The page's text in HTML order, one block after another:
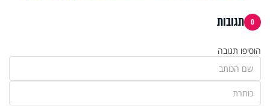
0 תגובות
הוסיפו תגובה